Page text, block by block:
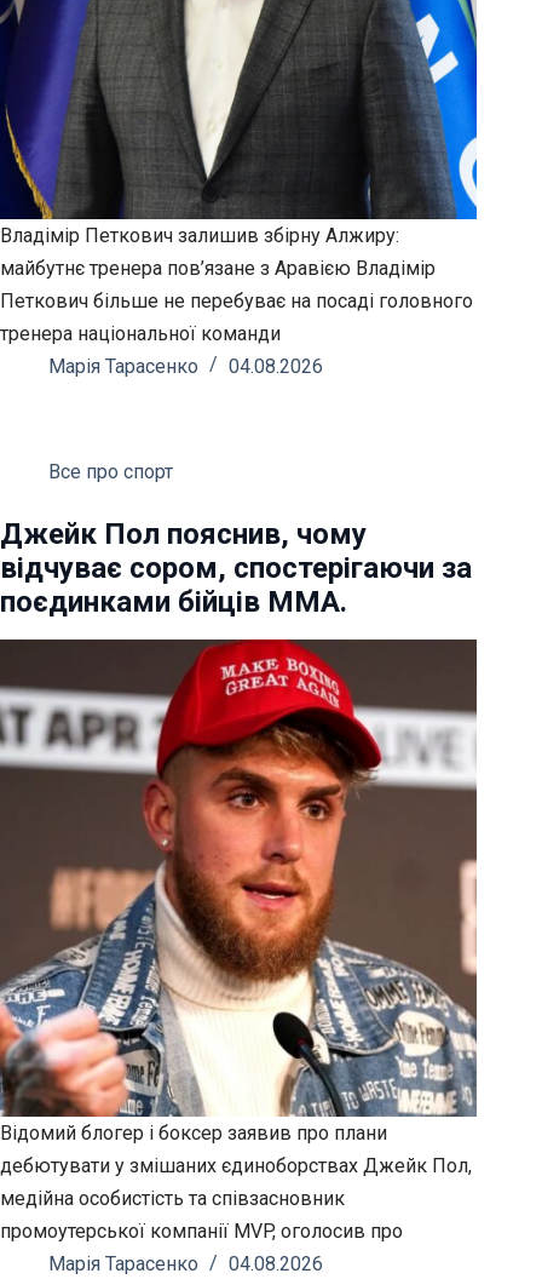
Владімір Петкович залишив збірну Алжиру:
майбутнє тренера пов’язане з Аравією Владімір
Петкович більше не перебуває на посаді головного
тренера національної команди
Марія Тарасенко
04.08.2026
Все про спорт
Джейк Пол пояснив, чому
відчуває сором, спостерігаючи за
поєдинками бійців ММА.
Відомий блогер і боксер заявив про плани
дебютувати у змішаних єдиноборствах Джейк Пол,
медійна особистість та співзасновник
промоутерської компанії MVP, оголосив про
Марія Тарасенко
04.08.2026